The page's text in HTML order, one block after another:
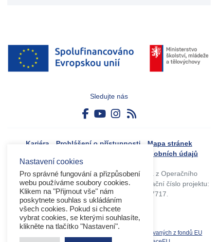
Sledujte nás
Kariéra Prohlášení o přístupnosti
Mapa stránek
Zásady ochrany osobních údajů
Tvorba webového portálu byla financovaná z Operačního
programu Výzkum, vývoj a vzdělávání. Registrační číslo projektu:
CZ.02.4.125/0.0/0.0/17_045/0017717.
Databáze produktů spolufinancovaných z fondů EU
Nastavení cookies
Pro správné fungování a přizpůsobení
webu používáme soubory cookies.
Klikem na "Přijmout vše" nám
poskytnete souhlas s ukládáním
všech cookies. Pokud si chcete
vybrat cookies, se kterými souhlasíte,
klikněte na tlačítko "Nastavení".